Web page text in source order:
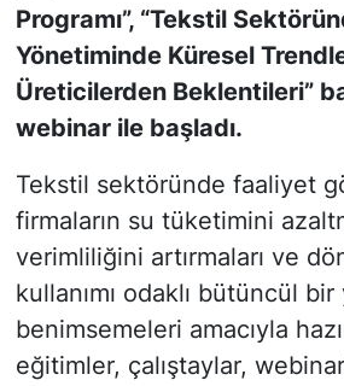
Programı”, “Tekstil
Yönetiminde Küresel
Üreticilerden Beklentileri”
webinar ile başladı.
Tekstil sektöründe faaliyet
firmaların su tüketimini
verimliliğini artırmaları ve
kullanımı odaklı bütüncül bir
benimsemeleri amacıyla
eğitimler, çalıştaylar,
BİYOGRAFİLER